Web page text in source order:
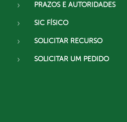
PRAZOS E AUTORIDADES
SIC FÍSICO
SOLICITAR RECURSO
SOLICITAR UM PEDIDO